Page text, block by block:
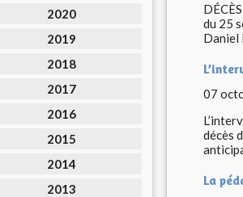
2020
2019
2018
2017
2016
2015
2014
2013
du 25
Daniel
07
décès
La